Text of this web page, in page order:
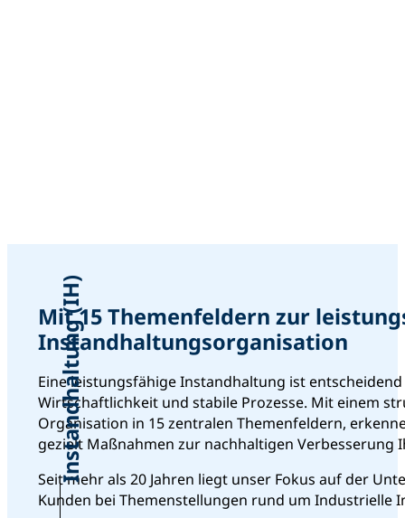
Mit 15 Themenfeldern zur
Instandhaltungsorganisation
Eine leistungsfähige Instandhaltung ist
Wirtschaftlichkeit und stabile Prozesse. Mit einem
Organisation in 15 zentralen Themenfeldern,
gezielt Maßnahmen zur nachhaltigen Verbesserung
Seit mehr als 20 Jahren liegt unser Fokus auf der
Kunden bei Themenstellungen rund um Industrielle
Instandhaltung (IH)